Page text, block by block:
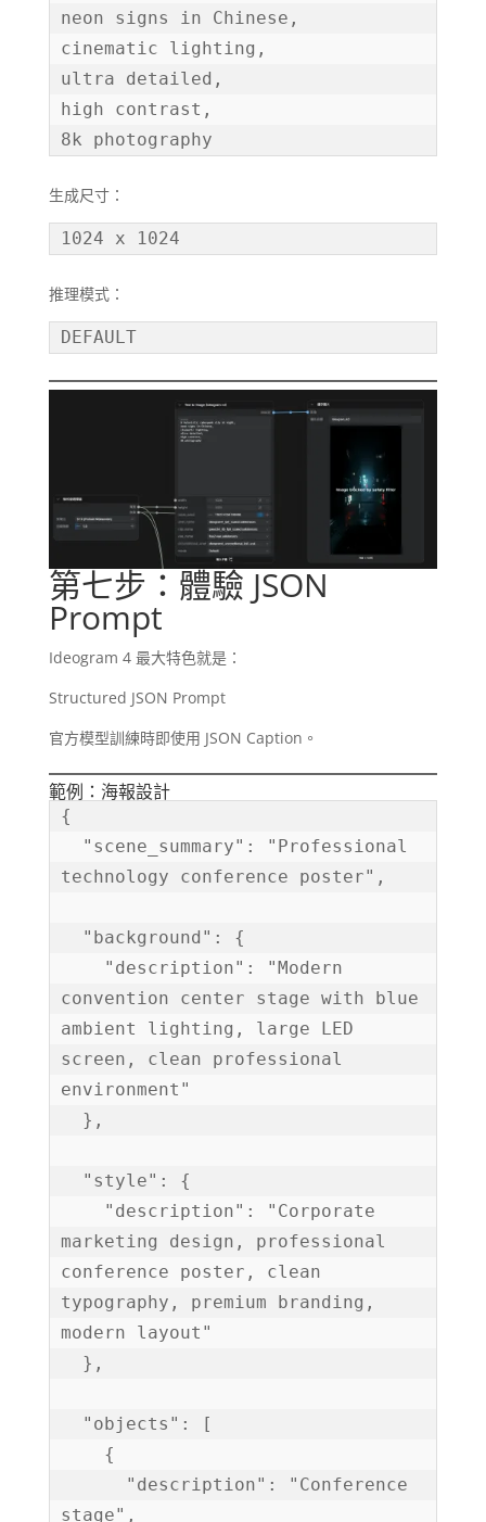
neon signs in Chinese,
cinematic lighting,
ultra detailed,
high contrast,
8k photography
生成尺寸：
1024 x 1024
推理模式：
DEFAULT
第七步：體驗 JSON
Prompt
Ideogram 4 最大特色就是：
Structured JSON Prompt
官方模型訓練時即使用 JSON Caption。
範例：海報設計
{
  "scene_summary": "Professional
technology conference poster",
  "background": {
    "description": "Modern
convention center stage with blue
ambient lighting, large LED
screen, clean professional
environment"
  },
  "style": {
    "description": "Corporate
marketing design, professional
conference poster, clean
typography, premium branding,
modern layout"
  },
  "objects": [
    {
      "description": "Conference
stage",